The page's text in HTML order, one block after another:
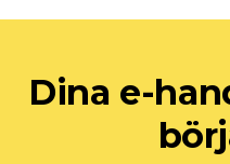
Dina e-